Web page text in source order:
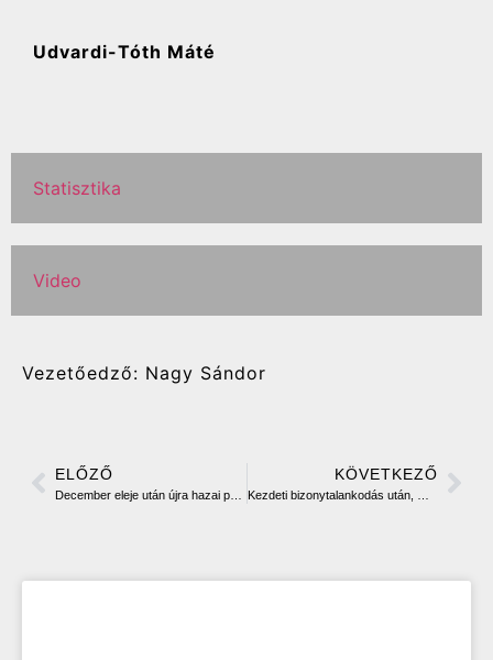
Udvardi-Tóth Máté
Statisztika
Video
Vezetőedző: Nagy Sándor
ELŐZŐ KÖVETKEZŐ